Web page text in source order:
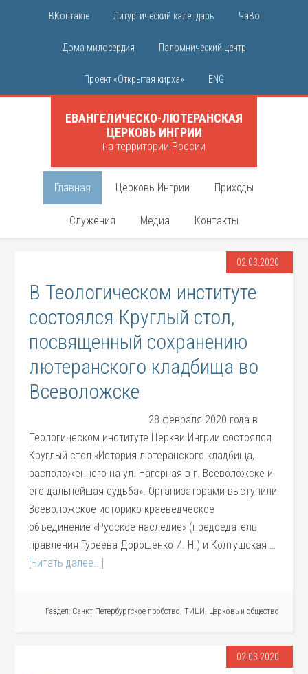
ВКонтакте Литургический календарь ЧаВо
Дома милосердия Паломнический центр
Проект «Открытая кирха» ENG
ЕВАНГЕЛИЧЕСКО-ЛЮТЕРАНСКАЯ
ЦЕРКОВЬ ИНГРИИ
на территории России
Главная Церковь Ингрии Приходы
Служения Медиа Контакты
02.03.2020
В Теологическом институте
состоялся Круглый стол,
посвященный сохранению
лютеранского кладбища во
Всеволожске
28 февраля 2020 года в
Теологическом институте Церкви Ингрии состоялся
Круглый стол «История лютеранского кладбища,
расположенного на ул. Нагорная в г. Всеволожске и
его дальнейшая судьба». Организаторами выступили
Всеволожское историко-краеведческое
объединение «Русское наследие» (председатель
правления Гуреева-Дорошенко И. Н.) и Колтушская …
[Читать далее...]
Раздел: Санкт-Петербургское пробство, ТИЦИ , Церковь и общество
02.03.2020